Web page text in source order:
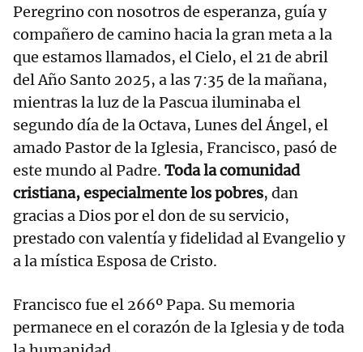
Peregrino con nosotros de esperanza, guía y
compañero de camino hacia la gran meta a la
que estamos llamados, el Cielo, el 21 de abril
del Año Santo 2025, a las 7:35 de la mañana,
mientras la luz de la Pascua iluminaba el
segundo día de la Octava, Lunes del Ángel, el
amado Pastor de la Iglesia, Francisco, pasó de
este mundo al Padre. Toda la comunidad
cristiana, especialmente los pobres, dan
gracias a Dios por el don de su servicio,
prestado con valentía y fidelidad al Evangelio y
a la mística Esposa de Cristo.
Francisco fue el 266º Papa. Su memoria
permanece en el corazón de la Iglesia y de toda